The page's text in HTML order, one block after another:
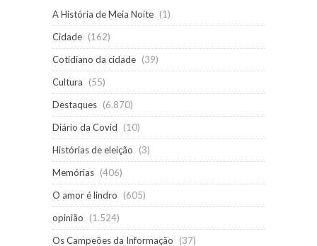
A História de Meia Noite (1)
Cidade (162)
Cotidiano da cidade (39)
Cultura
(55)
Destaques (6.870)
Diário da Covid
(10)
Histórias de eleição
(3)
Memórias (406)
O amor é lindro
(605)
opinião
(1.524)
Os Campeões da Informação
(37)